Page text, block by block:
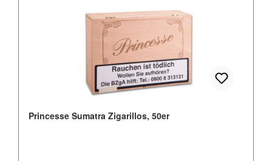
Princesse Sumatra Zigarillos, 50er